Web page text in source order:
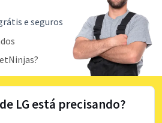
e seguros
LG está precisando?